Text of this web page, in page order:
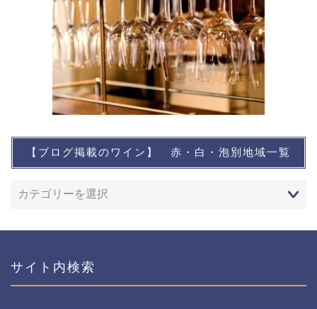
【ブログ掲載のワイン】 赤・白・泡別地域一覧
サイト内検索
想い出に残るワイン